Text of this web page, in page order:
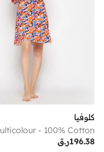
كلوفيا
ر.ق196.38